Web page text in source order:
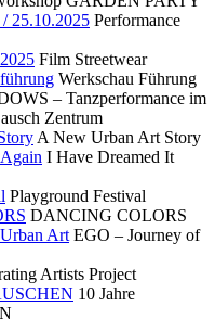
25.10.2025 Performance
Film Streetwear
Werkschau Führung
– Tanzperformance im
Zentrum
A New Urban Art Story
I Have Dreamed It
Playground Festival
DANCING COLORS
Art EGO – Journey of
Artists Project
10 Jahre